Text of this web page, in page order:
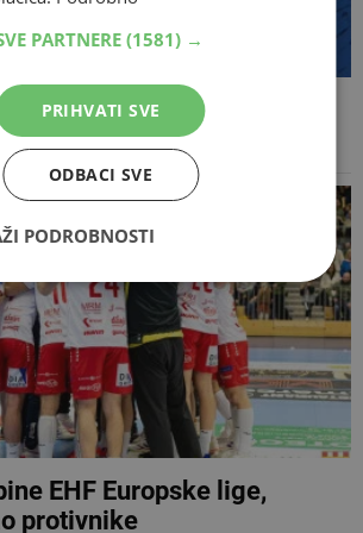
diljem svijeta,
i korisnici u BiH
EHF Europske lige,
protivnike
PARTNERE (1581) →
PRIHVATI SVE
ODBACI SVE
PODROBNOSTI